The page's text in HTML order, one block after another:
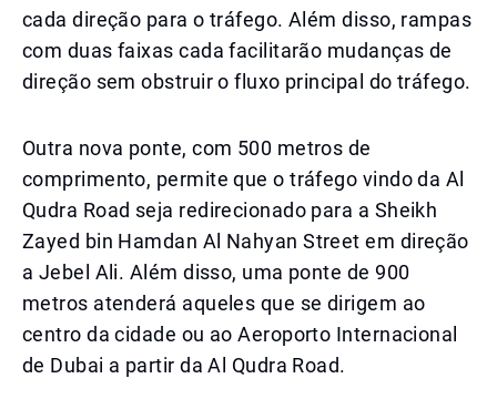
cada direção para o tráfego. Além disso, rampas
com duas faixas cada facilitarão mudanças de
direção sem obstruir o fluxo principal do tráfego.
Outra nova ponte, com 500 metros de
comprimento, permite que o tráfego vindo da Al
Qudra Road seja redirecionado para a Sheikh
Zayed bin Hamdan Al Nahyan Street em direção
a Jebel Ali. Além disso, uma ponte de 900
metros atenderá aqueles que se dirigem ao
centro da cidade ou ao Aeroporto Internacional
de Dubai a partir da Al Qudra Road.